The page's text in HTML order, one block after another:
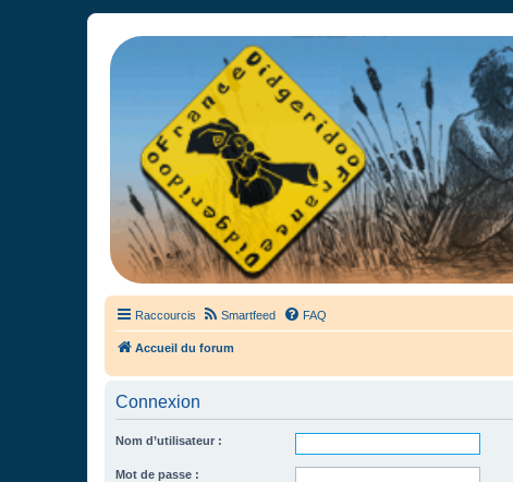
France Didgeridoo
Didgeridoo et Guimbarde sur France Didgeridoo - retrouvez la communauté.
Raccourcis Smartfeed FAQ
Accueil du forum
Connexion
Nom d’utilisateur :
Mot de passe :